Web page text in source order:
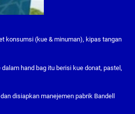
konsumsi (kue & minuman), kipas tangan
hand bag itu berisi kue donat, pastel,
disiapkan manejemen pabrik Bandell